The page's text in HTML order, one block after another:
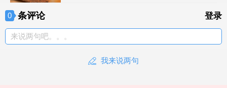
0 条评论 登录
来说两句吧。。。
我来说两句